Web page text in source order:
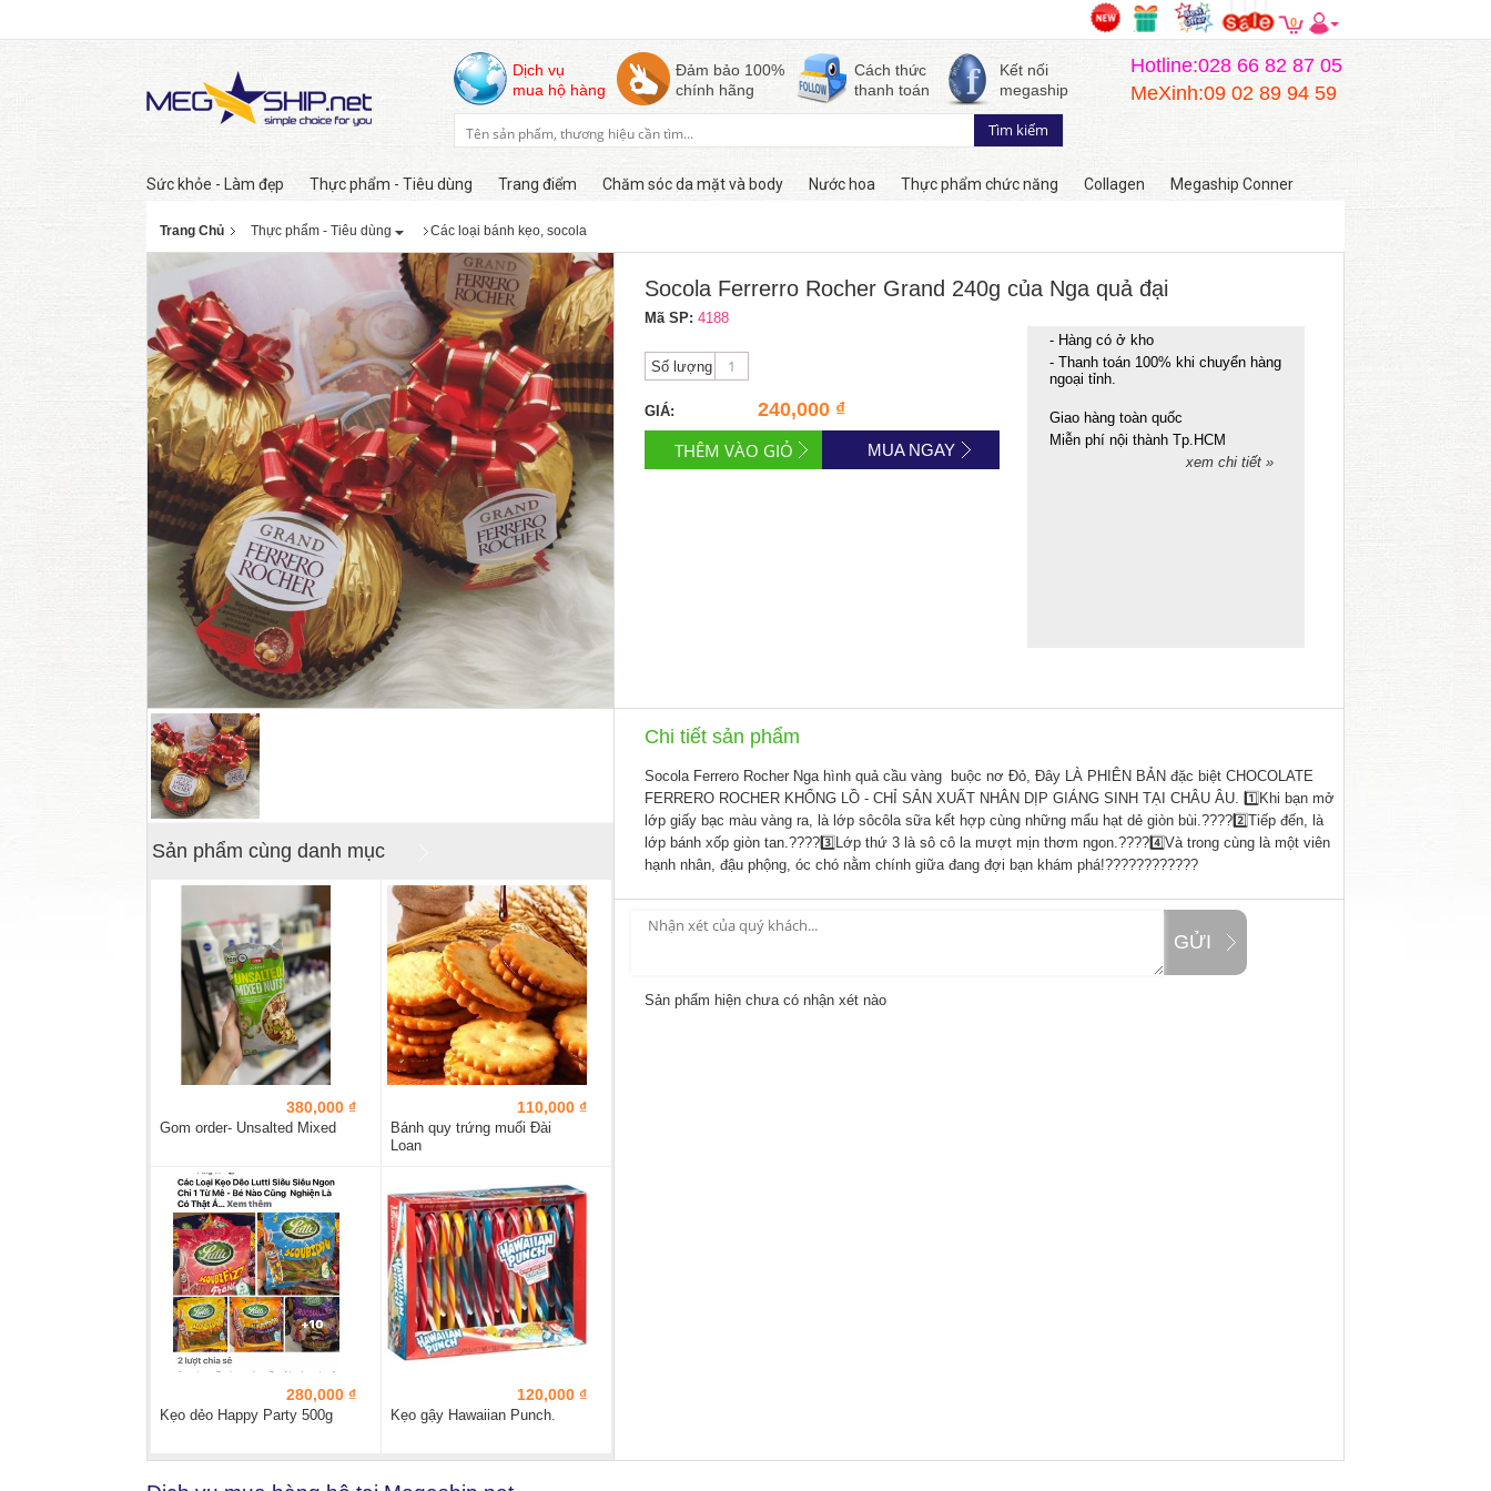
0
Dịch vụ
mua hộ hàng
Đảm bảo 100%
chính hãng
Cách thức
thanh toán
Kết nối
megaship
Hotline:028 66 82 87 05
MeXinh:09 02 89 94 59
Sức khỏe - Làm đẹp Thực phẩm - Tiêu dùng Trang điểm Chăm sóc da mặt và body Nước hoa Thực phẩm chức năng Collagen Megaship Conner
Trang Chủ Thực phẩm - Tiêu dùng Các loại bánh kẹo, socola
Còn hàng
Sản phẩm cùng danh mục
380,000 ₫
Gom order- Unsalted Mixed
110,000 ₫
Bánh quy trứng muối Đài
Loan
280,000 ₫
Kẹo dẻo Happy Party 500g
120,000 ₫
Kẹo gậy Hawaiian Punch.
Socola Ferrerro Rocher Grand 240g của Nga quả đại
Mã SP: 4188
Số lượng
GIÁ: 240,000 ₫
MUA NGAY
- Hàng có ở kho
- Thanh toán 100% khi chuyển hàng
ngoại tỉnh.
Giao hàng toàn quốc
Miễn phí nội thành Tp.HCM
xem chi tiết »
Chi tiết sản phẩm
Socola Ferrero Rocher Nga hình quả cầu vàng buộc nơ Đỏ, Đây LÀ PHIÊN BẢN đặc biệt CHOCOLATE
FERRERO ROCHER KHỔNG LỒ - CHỈ SẢN XUẤT NHÂN DỊP GIÁNG SINH TẠI CHÂU ÂU. 1️⃣Khi bạn mở
lớp giấy bạc màu vàng ra, là lớp sôcôla sữa kết hợp cùng những mẩu hạt dẻ giòn bùi.????2️⃣Tiếp đến, là
lớp bánh xốp giòn tan.????3️⃣Lớp thứ 3 là sô cô la mượt mịn thơm ngon.????4️⃣Và trong cùng là một viên
hạnh nhân, đậu phộng, óc chó nằm chính giữa đang đợi bạn khám phá!????????????
GỬI
Sản phẩm hiện chưa có nhận xét nào